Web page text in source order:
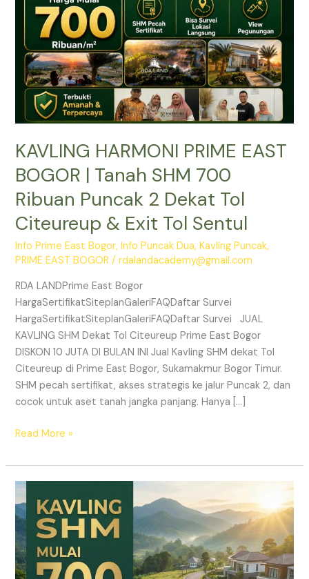
KAVLING HARMONI PRIME EAST
BOGOR | Tanah SHM 700
Ribuan Puncak 2 Dekat Tol
Citeureup & Exit Tol Sentul
Info Prime East Bogor,Info Puncak Dua,Kavling Puncak,
PRIME EAST BOGOR /rdalandacademy@gmail.com
RDA LANDPrime East Bogor
HargaSertifikatSiteplanGaleriFAQDaftar Survei
HargaSertifikatSiteplanGaleriFAQDaftar Survei JUAL
KAVLING SHM Dekat Tol Citeureup Prime East Bogor
DISKON 10 JUTA DI BULAN INI Jual Kavling SHM dekat Tol
Citeureup di Prime East Bogor, Sukamakmur Bogor Timur.
SHM pecah sertifikat, akses strategis ke jalur Puncak 2, dan
cocok untuk aset tanah jangka panjang. Hanya […]
Tanah
700
Ribuan
Puncak
Dekat
Citeureup
Exit
Tol
Read More »
HARMONI
PRIME
EAST
BOGOR
–
KAVLING